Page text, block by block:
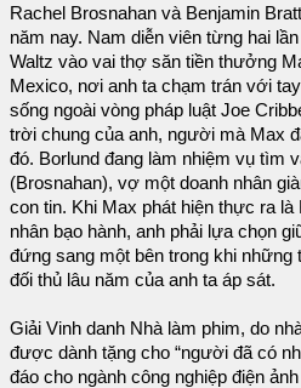
Rachel Brosnahan và Benjamin
năm nay. Nam diễn viên từng hai
Waltz vào vai thợ săn tiền thưởng
Mexico, nơi anh ta chạm trán với
sống ngoài vòng pháp luật Joe
trời chung của anh, người mà Max
đó. Borlund đang làm nhiệm vụ tìm
(Brosnahan), vợ một doanh nhân
con tin. Khi Max phát hiện thực ra
nhân bạo hành, anh phải lựa chọn
đứng sang một bên trong khi những
đối thủ lâu năm của anh ta áp sát.
Giải Vinh danh Nhà làm phim, do
được dành tặng cho “người đã có
đáo cho ngành công nghiệp điện